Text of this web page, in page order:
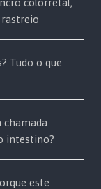
colorretal,
rastreio
Tudo o que
chamada
intestino?
este